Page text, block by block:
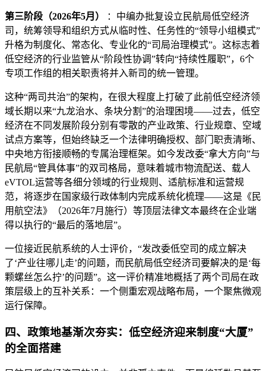
第三阶段（2026年5月）
：中编办批复设立民航局低空经济
司，统筹领导和组织方式从临时性、任务性的“领导小组模式”
升格为制度化、常态化、专业化的“司局治理模式”。这标志着
低空经济的行业监管从“阶段性协调”转向“持续性履职”，6个
专项工作组的相关职责将并入新司的统一管理。
这种“两司共治”的架构，在很大程度上打破了此前低空经济领
域长期以来“九龙治水、条块分割”的治理困境——过去，低空
经济在不同发展阶段分别有零散的产业政策、行业规章、空域
试点方案等，但始终缺乏一个法律明确授权、部门职责清晰、
中央地方衔接顺畅的专属治理框架。如今发改委“拿大方向”与
民航局“管具体事”的双司格局，意味着城市物流配送、载人
eVTOL运营等各细分领域的行业规则、适航标准和运营规
范，将逐步在国家级行政体制内完成系统化梳理——这是《民
用航空法》（2026年7月施行）等顶层法律文本最终在企业端
得以执行的“最后的落地层”。
一位接近民航系统的人士评价，“发改委低空司的成立解决
了‘产业往哪儿走’的问题，而民航局低空经济司要解决的是‘每
颗螺丝怎么拧’的问题”。这一评价精准地概括了两个司局在政
策层级上的互补关系：一个侧重宏观战略布局，一个聚焦微观
运行保障。
四、政策地基渐次夯实：低空经济迎来制度“大厦”
的全面搭建